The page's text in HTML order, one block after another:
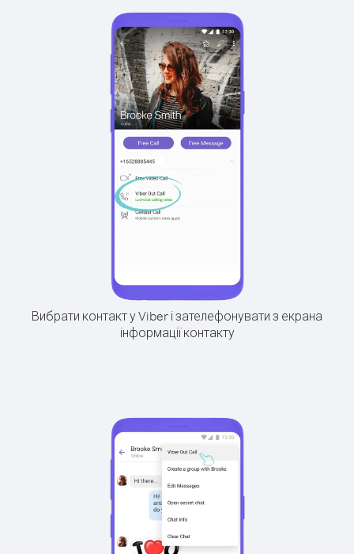
Вибрати контакт у Viber і зателефонувати з екрана
інформації контакту